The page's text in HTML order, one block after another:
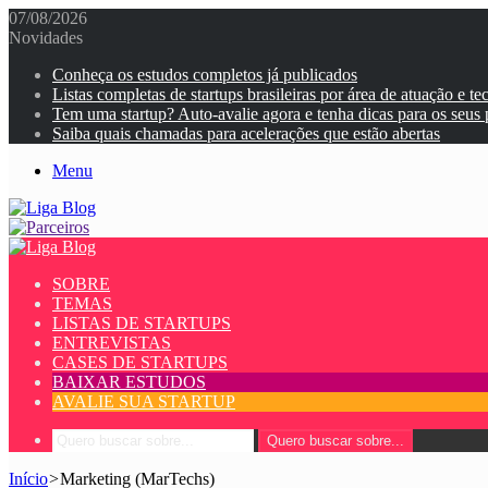
07/08/2026
Novidades
Conheça os estudos completos já publicados
Listas completas de startups brasileiras por área de atuação e
Tem uma startup? Auto-avalie agora e tenha dicas para os seus
Saiba quais chamadas para acelerações que estão abertas
Menu
SOBRE
TEMAS
LISTAS DE STARTUPS
ENTREVISTAS
CASES DE STARTUPS
BAIXAR ESTUDOS
AVALIE SUA STARTUP
Quero buscar sobre...
Início>Marketing (MarTechs)